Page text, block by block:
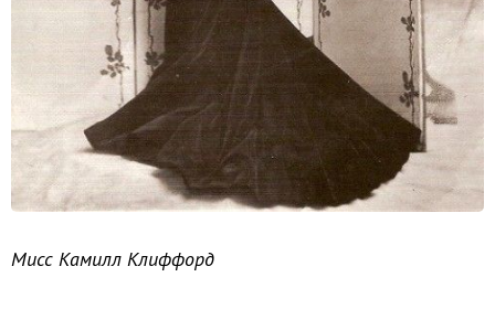
Мисс Камилл Клиффорд